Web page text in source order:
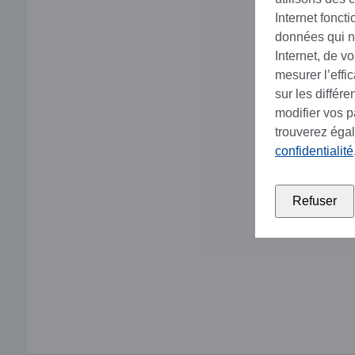
Internet
données qui
Internet, de
mesurer
sur les
modifier vos
trouverez
confidentialité.
Refuser